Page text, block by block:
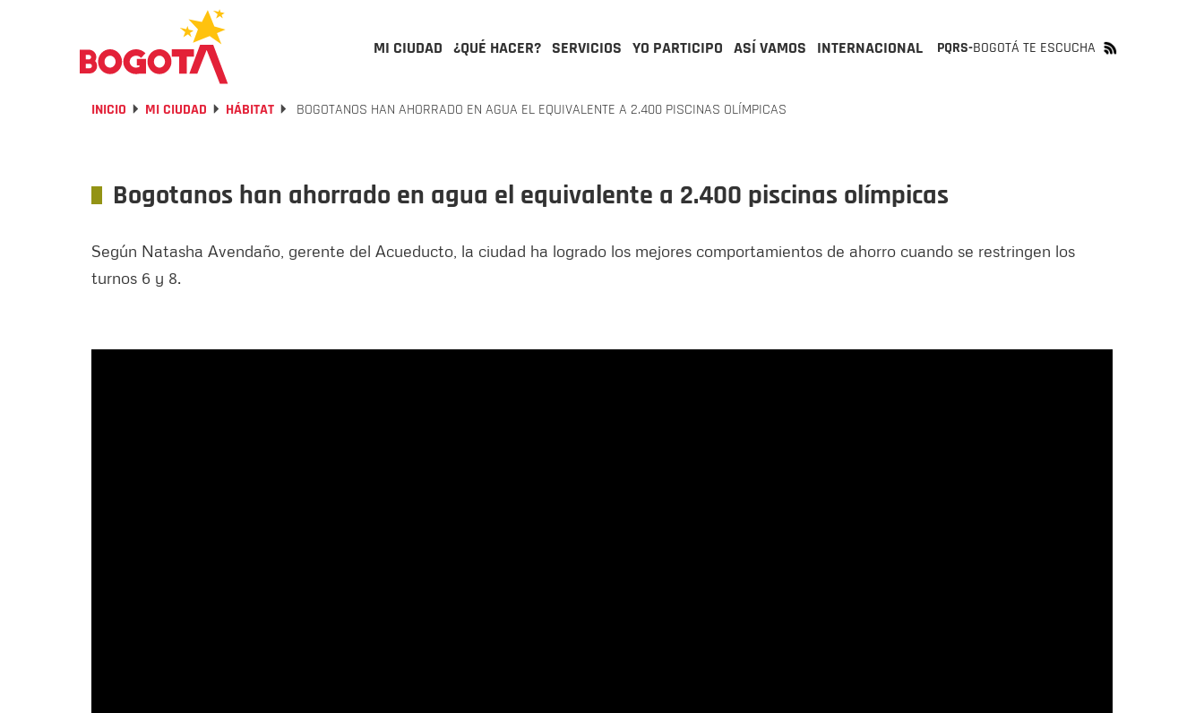
MI CIUDAD ¿QUÉ HACER? SERVICIOS YO PARTICIPO ASÍ VAMOS INTERNACIONAL PQRS-BOGOTÁ TE ESCUCHA
INICIO MI CIUDAD HÁBITAT BOGOTANOS HAN AHORRADO EN AGUA EL EQUIVALENTE A 2.400 PISCINAS OLÍMPICAS
Bogotanos han ahorrado en agua el equivalente a 2.400 piscinas olímpicas
Según Natasha Avendaño, gerente del Acueducto, la ciudad ha logrado los mejores comportamientos de ahorro cuando se restringen los
turnos 6 y 8.